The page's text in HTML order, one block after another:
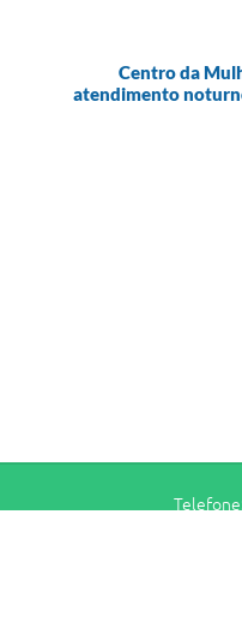
Centro da
atendimento